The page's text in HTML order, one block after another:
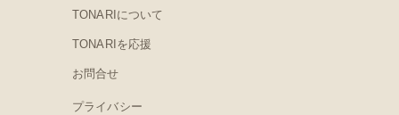
TONARIについて
TONARIを応援
お問合せ
プライバシー